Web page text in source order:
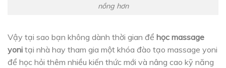
nồng hơn
Vậy tại sao bạn không dành thời gian để học massage
yoni tại nhà hay tham gia một khóa đào tạo massage yoni
để học hỏi thêm nhiều kiến ​​thức mới và nâng cao kỹ năng